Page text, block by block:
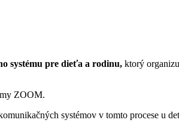
systému pre dieťa a rodinu, ktorý
ZOOM.
systémov v tomto procese u